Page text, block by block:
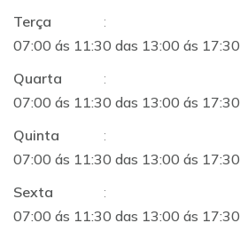
Terça
:
07:00 ás 11:30 das 13:00 ás 17:30
Quarta
:
07:00 ás 11:30 das 13:00 ás 17:30
Quinta
:
07:00 ás 11:30 das 13:00 ás 17:30
Sexta
:
07:00 ás 11:30 das 13:00 ás 17:30